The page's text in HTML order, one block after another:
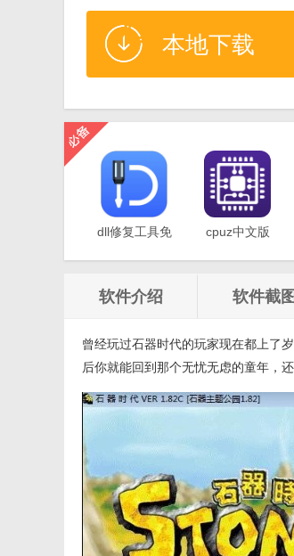
本地下载
dll修复工具免
cpuz中文版
软件介绍 软件截图
曾经玩过石器时代的玩家现在都上了
后你就能回到那个无忧无虑的童年，